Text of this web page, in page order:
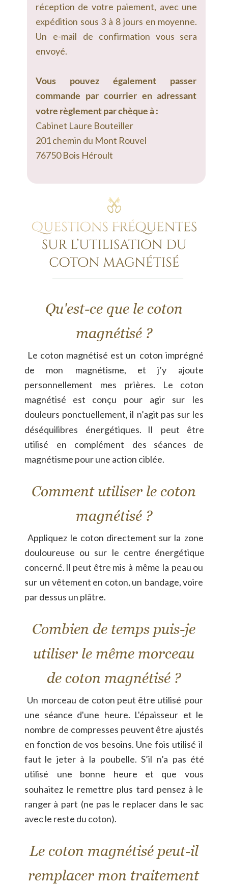
réception de votre paiement, avec une
expédition sous 3 à 8 jours en moyenne.
Un
e-mail de confirmation vous sera
envoyé.
Vous pouvez également
passer
commande par courrier en adressant
votre règlement par chèque à :
Cabinet Laure Bouteiller
201 chemin du Mont Rouvel
76750 Bois Héroult
Qu'est-ce que le coton
magnétisé ?
Le coton magnétisé est un coton imprégné
de
mon magnétisme, et j’y
ajoute
personnellement
mes prières. Le
coton
magnétisé
est conçu pour agir sur
les
douleurs ponctuellement, il n’agit pas sur les
déséquilibres
énergétiques. Il peut
être
utilisé
en complément des séances
de
magnétisme pour une action ciblée.
Comment utiliser le coton
magnétisé ?
Appliquez le coton directement sur la zone
douloureuse ou sur le centre énergétique
concerné. Il peut être mis à même la peau ou
sur un vêtement en coton, un bandage,voire
par dessus un plâtre.
Combien de temps puis-je
utiliser le même morceau
de coton magnétisé ?
Un morceau de coton peut être utilisé pour
une séance d'une heure. L'épaisseur et le
nombre de compresses peuvent être ajustés
en fonction de vos besoins. Une fois utilisé il
faut le jeter à la poubelle. S’il n’a pas été
utilisé
une bonne heure et que
vous
souhaitez le remettre plus tard pensez à le
ranger à part (ne pas le replacer dans le sac
avec le reste du coton).
Le coton magnétisé peut-il
remplacer mon traitement